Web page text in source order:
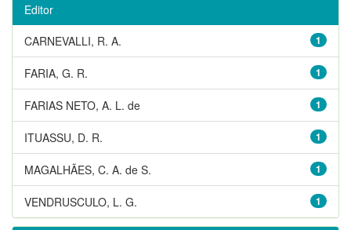
Editor
1
CARNEVALLI, R. A.
1
FARIA, G. R.
1
FARIAS NETO, A. L. de
1
ITUASSU, D. R.
1
MAGALHÃES, C. A. de S.
1
VENDRUSCULO, L. G.